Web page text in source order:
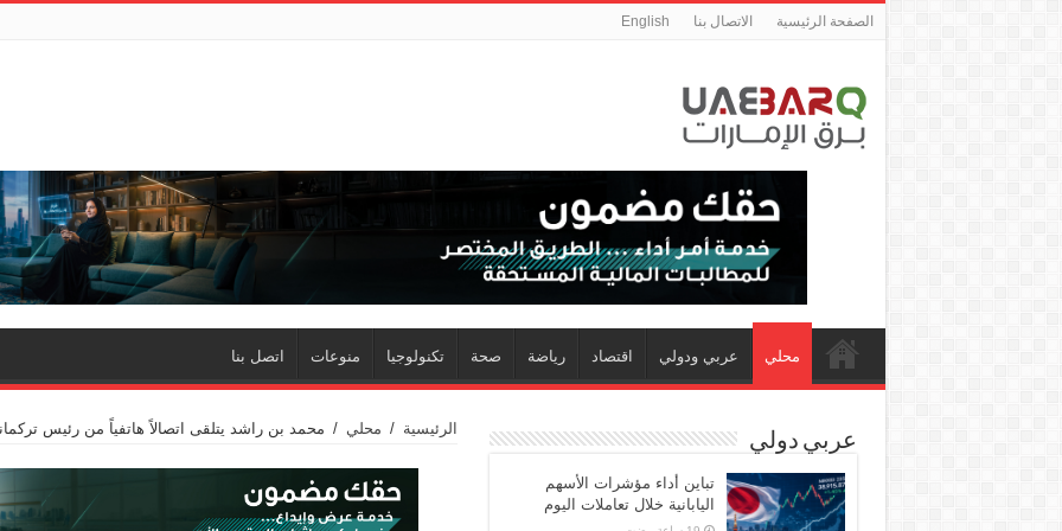
الصفحة الرئيسية الاتصال بنا English
محلي عربي ودولي اقتصاد رياضة صحة تكنولوجيا منوعات اتصل بنا
الرئيسية / محلي / محمد بن راشد يتلقى اتصالاً هاتفياً من رئيس
عربي دولي
تباين أداء مؤشرات الأسهم
اليابانية خلال تعاملات اليوم